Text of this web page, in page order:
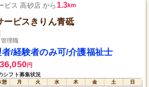
ビス 高砂店 から 1.3km
ービスきりん青砥
理職
者/経験者のみ可/介護福祉士
円
シフト募集状況
憩 月 火 水 木 金 土
日